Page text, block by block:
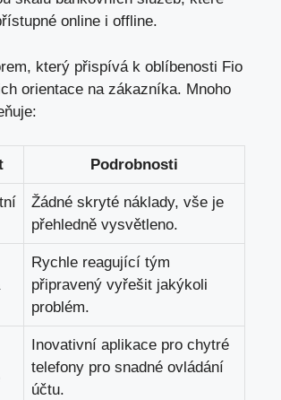
online i offline.
který ⁣přispívá k ‌oblíbenosti Fio
orientace ​na zákazníka. Mnoho
Podrobnosti
Žádné skryté náklady, vše je
přehledně vysvětleno.
Rychle reagující tým
připravený vyřešit ‌jakýkoli
‌problém.
Inovativní aplikace ⁣pro chytré
telefony pro snadné⁢ ovládání
účtu.